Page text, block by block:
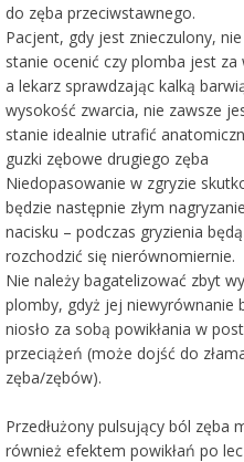
do zęba przeciwstawnego.
Pacjent, gdy jest znieczulony,
stanie ocenić czy plomba jest za
a lekarz sprawdzając kalką
wysokość zwarcia, nie zawsze
stanie idealnie utrafić
guzki zębowe drugiego zęba
Niedopasowanie w zgryzie
będzie następnie złym
nacisku – podczas gryzienia będą
rozchodzić się nierównomiernie.
Nie należy bagatelizować zbyt
plomby, gdyż jej niewyrównanie
niosło za sobą powikłania w
przeciążeń (może dojść do
zęba/zębów).
Przedłużony pulsujący ból zęba
również efektem powikłań po